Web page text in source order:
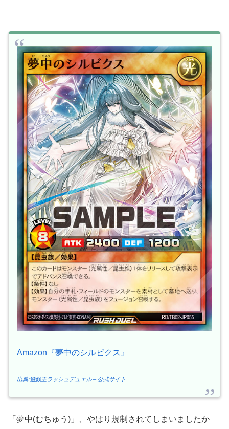
Amazon『夢中のシルビクス』
出典:遊戯王ラッシュデュエル – 公式サイト
「夢中(むちゅう)」、やはり規制されてしまいましたか